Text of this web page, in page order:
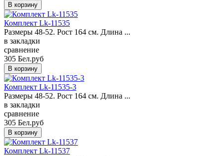
Комплект Lk-11535
Размеры 48-52. Рост 164 см. Длина ...
в закладки
сравнение
305 Бел.руб
Комплект Lk-11535-3
Размеры 48-52. Рост 164 см. Длина ...
в закладки
сравнение
305 Бел.руб
Комплект Lk-11537